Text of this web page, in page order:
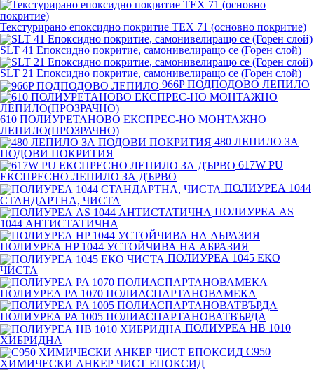
Текстурирано епоксидно покритие TEX 71 (основно покритие)
SLT 41 Епоксидно покритие, самонивелиращо се (Горен слой)
SLT 21 Епоксидно покритие, самонивелиращо се (Горен слой)
966P ПОДПОДОВО ЛЕПИЛО
610 ПОЛИУРЕТАНОВО ЕКСПРЕС-НО МОНТАЖНО
ЛЕПИЛО(ПРОЗРАЧНО)
480 ЛЕПИЛО ЗА
ПОДОВИ ПОКРИТИЯ
617W PU
ЕКСПРЕСНО ЛЕПИЛО ЗА ДЪРВО
ПОЛИУРЕА 1044
СТАНДАРТНА, ЧИСТА
ПОЛИУРЕА AS
1044 АНТИСТАТИЧНА
ПОЛИУРЕА HP 1044 УСТОЙЧИВА НА АБРАЗИЯ
ПОЛИУРЕА 1045 ЕКО
ЧИСТА
ПОЛИУРЕА PA 1070 ПОЛИАСПАРТАНОВАМЕКА
ПОЛИУРЕА PA 1005 ПОЛИАСПАРТАНОВАТВЪРДА
ПОЛИУРЕА HB 1010
ХИБРИДНА
C950
ХИМИЧЕСКИ АНКЕР ЧИСТ ЕПОКСИД